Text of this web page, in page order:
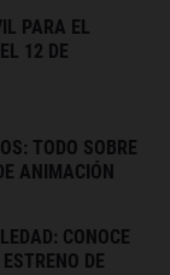
PARA EL
12 DE
TODO SOBRE
ANIMACIÓN
CONOCE
DE